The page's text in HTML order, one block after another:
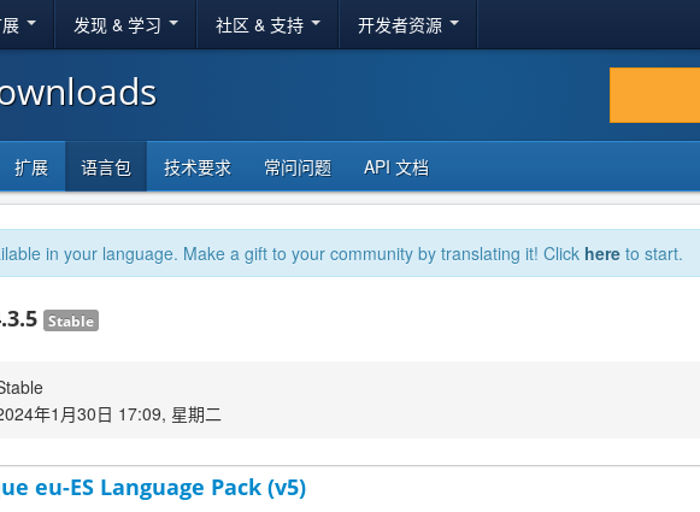
发现 & 学习 社区 & 支持 开发者资源
扩展 语言包 技术要求 常问问题 API 文档
in your language. Make a gift to your community by translating it! Click here to start.
Stable
年1月30日 17:09, 星期二
eu-ES Language Pack (v5)